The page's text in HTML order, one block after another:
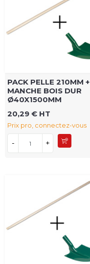
PACK PELLE 210MM +
MANCHE BOIS DUR
Ø40X1500MM
20,29 € HT
Prix pro, connectez-vous
- +